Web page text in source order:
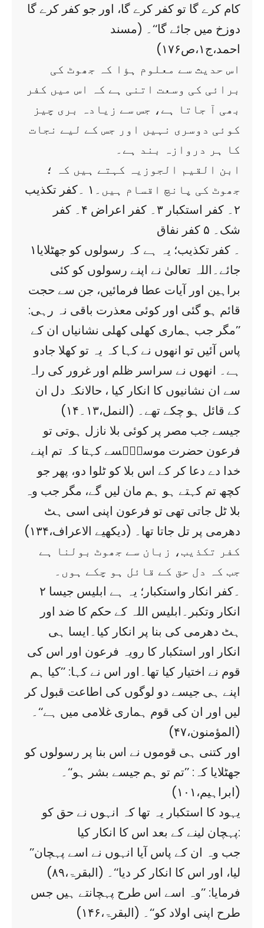
کام کرے گا تو کفر کرے گا، اور جو کفر کرے گا
دوزخ میں جائے گا‘‘۔ (مسند
احمد،ج۱،ص۱۷۶)
اس حدیث سے معلوم ہؤا کہ جھوٹ کی
برائی کی وسعت اتنی ہے کہ اس میں کفر
بھی آ جاتا ہے، جس سے زیادہ بری چیز
کوئی دوسری نہیں اور جس کے لیے نجات
کا ہر دروازہ بند ہے۔
ابن القیم الجوزیہ کہتے ہیں کہ ؛
جھوٹ کی پانچ اقسام ہیں۔۱ ۔کفر تکذیب
۲۔ کفر استکبار ۳۔ کفر اعراض ۴۔ کفر
شک۔ ۵ کفر نفاق
۱۔ کفر تکذیب؛ یہ ہے کہ رسولوں کو جھٹلایا
جائے۔اللہ تعالیٰ نے اپنے رسولوں کو کئی
براہین اور آیات عطا فرمائیں، جن سے حجت
قائم ہو گئی اور کوئی معذرت باقی نہ رہی:
’’مگر جب ہماری کھلی کھلی نشانیاں ان کے
پاس آئیں تو انھوں نے کہا کہ یہ تو کھلا جادو
ہے۔ انھوں نے سراسر ظلم اور غرور کی راہ
سے ان نشانیوں کا انکار کیا ، حالانکہ دل ان
کے قائل ہو چکے تھے۔ (النمل،۱۳۔۱۴)
جیسے جب مصر پر کوئی بلا نازل ہوتی تو
فرعون حضرت موسیٰؑسے کہتا کہ تم اپنے
خدا دے دعا کر کے اس بلا کو ٹلوا دو، پھر جو
کچھ تم کہتے ہو ہم مان لیں گے، مگر جب وہ
بلا ٹل جاتی تھی تو فرعون اپنی اسی ہٹ
دھرمی پر تل جاتا تھا۔ (دیکھیے الاعراف،۱۳۴)
کفر تکذیب، زبان سے جھوٹ بولنا ہے
جب کہ دل حق کے قائل ہو چکے ہوں۔
۲ ۔کفر انکار واستکبار؛ یہ ہے ابلیس جیسا
انکار وتکبر۔ابلیس اللہ کے حکم کا ضد اور
ہٹ دھرمی کی بنا پر انکار کیا۔ایسا ہی
انکار اور استکبار کا رویہ فرعون اور اس کی
قوم نے اختیار کیا تھا۔اور اس نے کہا: ’’کیا ہم
اپنے ہی جیسے دو لوگوں کی اطاعت قبول کر
لیں اور ان کی قوم ہماری غلامی میں ہے‘‘۔
(المؤمنون،۴۷)
اور کتنی ہی قوموں نے اس بنا پر رسولوں کو
جھٹلایا کہ: ’’تم تو ہم جیسے بشر ہو‘‘۔
(ابراہیم،۱۰۱)
یہود کا استکبار یہ تھا کہ انہوں نے حق کو
پہچان لینے کے بعد اس کا انکار کیا:
’’جب وہ ان کے پاس آیا انہوں نے اسے پہچان
لیا، اور اس کا انکار کر دیا‘‘۔ (البقرۃ،۸۹)
فرمایا: ’’وہ اسے اس طرح پہچانتے ہیں جس
طرح اپنی اولاد کو‘‘۔ (البقرۃ،۱۴۶)